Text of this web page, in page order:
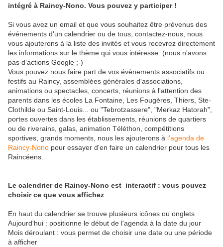
intégré à Raincy-Nono. Vous pouvez y participer !
Si vous avez un email et que vous souhaitez être prévenus des
événements d'un calendrier ou de tous, contactez-nous, nous
vous ajouterons à la liste des invités et vous recevrez directement
les informations sur le thème qui vous intéresse. (nous n'avons
pas d'actions Google ;-)
Vous pouvez nous faire part de vos évènements associatifs ou
festifs au Raincy, assemblées générales d'associations,
animations ou spectacles, concerts, réunions à l'attention des
parents dans les écoles La Fontaine, Les Fougères, Thiers, Ste-
Clothilde ou Saint-Louis... ou "Tebrotzassere", "Merkaz Hatorah",
portes ouvertes dans les établissements, réunions de quartiers
ou de riverains, galas, animation Téléthon, compétitions
sportives, grands moments, nous les ajouterons à l'agenda de
Raincy-Nono pour essayer d'en faire un calendrier pour tous les
Raincéens.
Le calendrier de Raincy-Nono est interactif : vous pouvez
choisir ce que vous affichez
En haut du calendrier se trouve plusieurs icônes ou onglets
Aujourd'hui : positionne le début de l'agenda à la date du jour
Mois déroulant : vous permet de choisir une date ou une période
à afficher